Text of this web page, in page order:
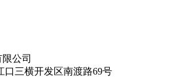
公司
口三横开发区南渡路69号